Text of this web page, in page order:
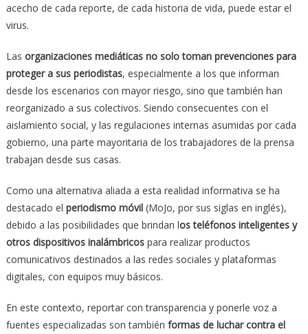
acecho de cada reporte, de cada historia de vida, puede estar el
virus.
Las organizaciones mediáticas no solo toman prevenciones para
proteger a sus periodistas, especialmente a los que informan
desde los escenarios con mayor riesgo, sino que también han
reorganizado a sus colectivos. Siendo consecuentes con el
aislamiento social, y las regulaciones internas asumidas por cada
gobierno, una parte mayoritaria de los trabajadores de la prensa
trabajan desde sus casas.
Como una alternativa aliada a esta realidad informativa se ha
destacado el periodismo móvil(MoJo, por sus siglas en inglés),
debido a las posibilidades que brindan los teléfonos inteligentes y
otros dispositivos inalámbricospara realizar productos
comunicativos destinados a las redes sociales y plataformas
digitales, con equipos muy básicos.
En este contexto, reportar con transparencia y ponerle voz a
fuentes especializadas son también formas de luchar contra el